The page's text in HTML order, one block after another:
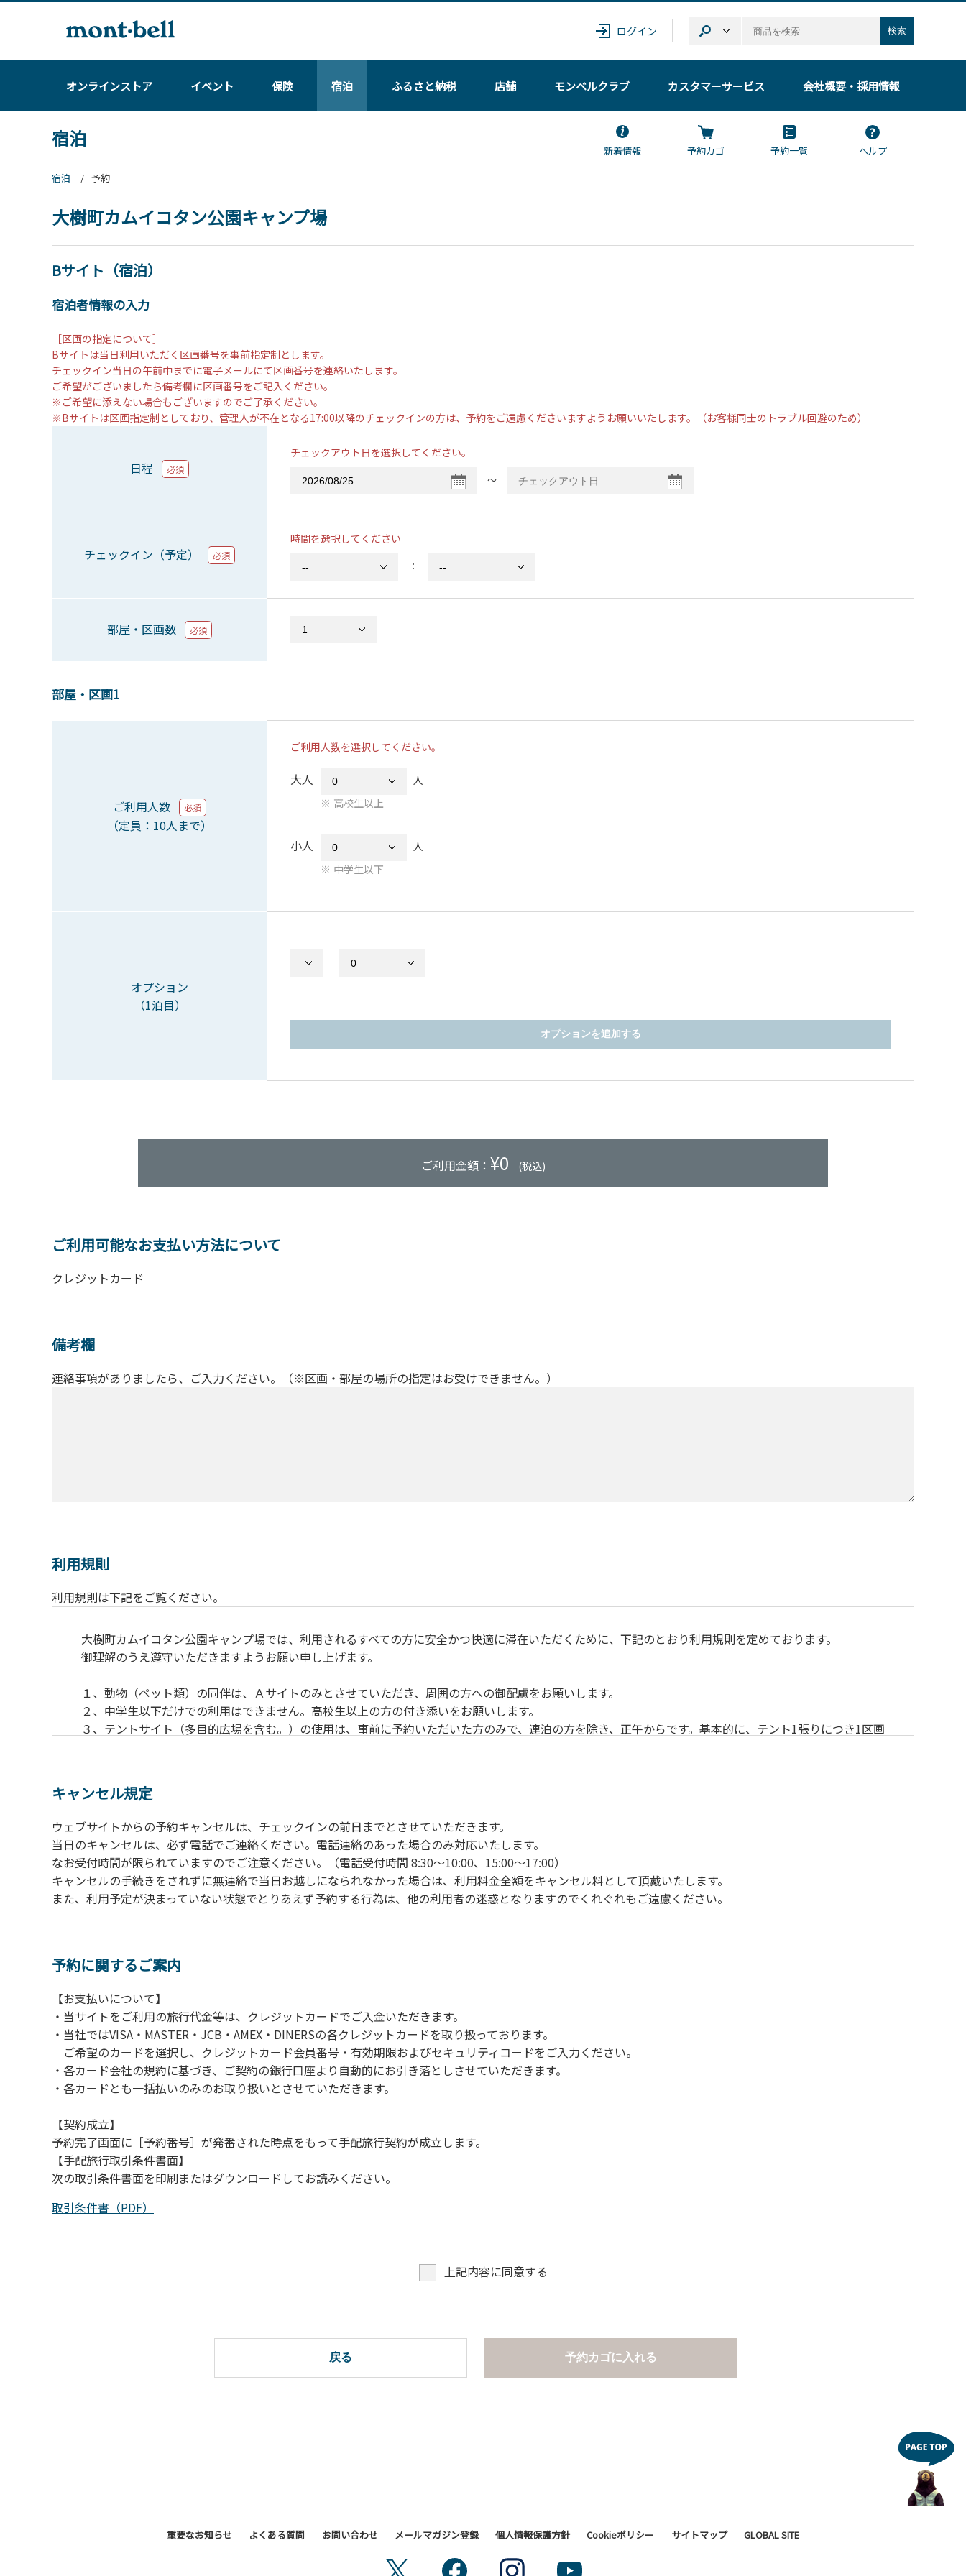
ログイン 検索
オンラインストア イベント 保険 宿泊 ふるさと納税 店舗 モンベルクラブ カスタマーサービス 会社概要・採用情報
宿泊
新着情報 予約カゴ 予約一覧
ヘルプ
宿泊
予約
大樹町カムイコタン公園キャンプ場
Bサイト（宿泊）
宿泊者情報の入力
［区画の指定について］
Bサイトは当日利用いただく区画番号を事前指定制とします。
チェックイン当日の午前中までに電子メールにて区画番号を連絡いたします。
ご希望がございましたら備考欄に区画番号をご記入ください。
※ご希望に添えない場合もございますのでご了承ください。
※Bサイトは区画指定制としており、管理人が不在となる17:00以降のチェックインの方は、予約をご遠慮くださいますようお願いいたします。（お客様同士のトラブル回避のため）
日程 必須
チェックアウト日を選択してください。
〜
チェックイン（予定） 必須
時間を選択してください
：
部屋・区画数 必須
部屋・区画1
ご利用人数 必須
（定員：10人まで）
ご利用人数を選択してください。
大人
人
高校生以上
小人
人
中学生以下
オプション
（1泊目）
オプションを追加する
ご利用金額： ¥0 (税込)
ご利用可能なお支払い方法について
クレジットカード
備考欄
連絡事項がありましたら、ご入力ください。（※区画・部屋の場所の指定はお受けできません。）
利用規則
利用規則は下記をご覧ください。
大樹町カムイコタン公園キャンプ場では、利用されるすべての方に安全かつ快適に滞在いただくために、下記のとおり利用規則を定めております。
御理解のうえ遵守いただきますようお願い申し上げます。
１、動物（ペット類）の同伴は、Ａサイトのみとさせていただき、周囲の方への御配慮をお願いします。
２、中学生以下だけでの利用はできません。高校生以上の方の付き添いをお願いします。
３、テントサイト（多目的広場を含む。）の使用は、事前に予約いただいた方のみで、連泊の方を除き、正午からです。基本的に、テント1張りにつき1区画
４、車両は、荷物の積み下ろし時以外は、駐車場にとめてください。
５、チェックアウトは、午前10時まで（日帰り使用の場合は午後5時まで）です。チェックインの手続きを行っていない方や使用人数が増えた場合は、必ず
手続きを行ってください。
６、ゴミは分別されたもののみ回収します。午前8時30分から午前10時までの間にゴミステーションに出してください。日帰り使用の方及び午前７時30分前
にチェックアウトする方は、お持ち帰りをお願いします。
【禁止事項】
カラオケ、発電機、地面での直火による焚き火、キャンプファイヤー、打ち上げ式花火、テントサウナの設置
当キャンプ場のそばを流れる歴舟川は、上流で雨が降ると短時間で増水し、川原で遊んでいると大変危険な状態になりやすく、過去にも増水により人が流
（１）川原にテントやタープを張らない。
（２）雨が降ったときは川原で遊ばない。
（３）カムイコタン公園キャンプ場で雨が降らなくても、上流で雨が降り急に増水することがあるので、水の濁りに注意し、濁り始めたときには直ちに川原
での遊びを中止する。
（４）キャンプ場の管理者や地元住民から川についての注意や警告があった場合は素直に耳を傾け、指示に従う。
キャンセル規定
ウェブサイトからの予約キャンセルは、チェックインの前日までとさせていただきます。
当日のキャンセルは、必ず電話でご連絡ください。電話連絡のあった場合のみ対応いたします。
なお受付時間が限られていますのでご注意ください。（電話受付時間 8:30～10:00、15:00～17:00）
キャンセルの手続きをされずに無連絡で当日お越しになられなかった場合は、利用料金全額をキャンセル料として頂戴いたします。
また、利用予定が決まっていない状態でとりあえず予約する行為は、他の利用者の迷惑となりますのでくれぐれもご遠慮ください。
予約に関するご案内
【お支払いについて】
・当サイトをご利用の旅行代金等は、クレジットカードでご入金いただきます。
・当社ではVISA・MASTER・JCB・AMEX・DINERSの各クレジットカードを取り扱っております。
ご希望のカードを選択し、クレジットカード会員番号・有効期限およびセキュリティコードをご入力ください。
・各カード会社の規約に基づき、ご契約の銀行口座より自動的にお引き落としさせていただきます。
・各カードとも一括払いのみのお取り扱いとさせていただきます。
【契約成立】
予約完了画面に［予約番号］が発番された時点をもって手配旅行契約が成立します。
【手配旅行取引条件書面】
次の取引条件書面を印刷またはダウンロードしてお読みください。
取引条件書（PDF）
上記内容に同意する
戻る 予約カゴに入れる
重要なお知らせ よくある質問 お問い合わせ メールマガジン登録 個人情報保護方針 Cookieポリシー サイトマップ GLOBAL SITE